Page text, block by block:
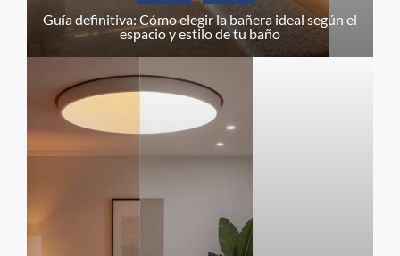
Guía definitiva: Cómo elegir la bañera ideal según el
espacio y estilo de tu baño